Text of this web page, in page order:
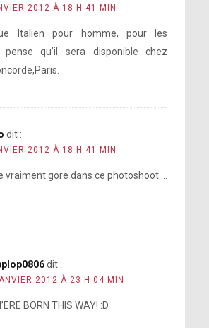
2012 À 18 H 41 MIN
Italien pour homme, pour les
pense qu’il sera disponible chez
dit :
2012 À 18 H 41 MIN
vraiment gore dans ce photoshoot …
dit :
2012 À 23 H 04 MIN
BORN THIS WAY! :D